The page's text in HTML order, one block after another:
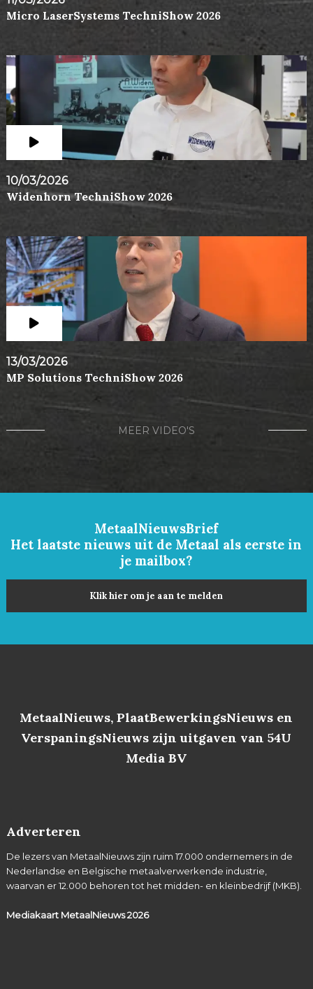
Micro LaserSystems TechniShow 2026
10/03/2026
Widenhorn TechniShow 2026
13/03/2026
MP Solutions TechniShow 2026
MEER VIDEO'S
MetaalNieuwsBrief
Het laatste nieuws uit de Metaal als eerste in
je mailbox?
Klik hier om je aan te melden
MetaalNieuws, PlaatBewerkingsNieuws en
VerspaningsNieuws zijn uitgaven van 54U
Media BV
Adverteren
De lezers van MetaalNieuws zijn ruim 17.000 ondernemers in de
Nederlandse en Belgische metaalverwerkende industrie,
waarvan er 12.000 behoren tot het midden- en kleinbedrijf (MKB).
Mediakaart MetaalNieuws2026